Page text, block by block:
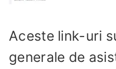
Aceste link-uri
generale de